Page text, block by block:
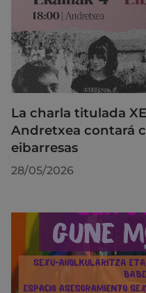
La charla titulada
Andretxea contará
eibarresas
28/05/2026